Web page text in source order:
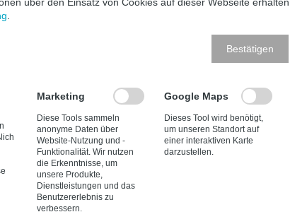
begrenzt, da sie den Kontext der
berücksichtigte.
Inspection Firewalls wurde die
Diese Systeme analysieren nicht nur
verfolgen auch den Zustand einer
können sie erkennen, ob eine Anfrage
Teil eines Angriffs. Der nächste
waren die sogenannten Next-Generation
integrieren zusätzliche Sicherheitsmechanismen
die Angriffe in Echtzeit erkennen und
Packet Inspection, mit der der Inhalt eines
über den Einsatz von Cookies auf dieser Webseite
.
Bestätigen
Marketing
Diese Tools sammeln
anonyme Daten über
Website-Nutzung und -
Funktionalität. Wir nutzen
die Erkenntnisse, um
unsere Produkte,
Dienstleistungen und das
Benutzererlebnis zu
verbessern.
Google Maps
Dieses Tool wird benötigt,
um unseren Standort auf
einer interaktiven Karte
darzustellen.